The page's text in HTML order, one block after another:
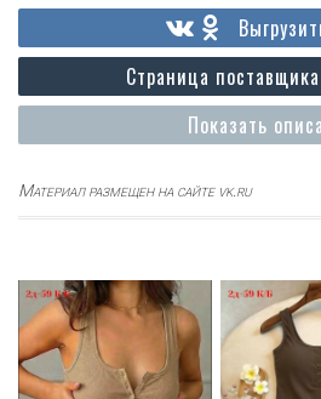
Показать
Страница
Материал размещен на сайте vk.ru